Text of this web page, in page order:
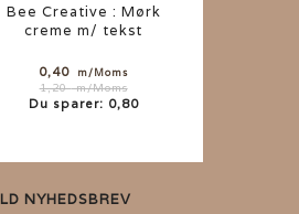
Bee Creative : Mørk
creme m/ tekst
0,40 m/Moms
1,20m/Moms
Du sparer: 0,80
NYHEDSBREV